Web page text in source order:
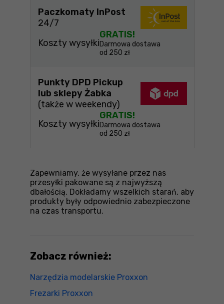
Paczkomaty InPost
24/7
Koszty wysyłki
GRATIS!
Darmowa dostawa
od 250 zł
Punkty DPD Pickup
lub sklepy Żabka
(także w weekendy)
Koszty wysyłki
GRATIS!
Darmowa dostawa
od 250 zł
Zapewniamy, że wysyłane przez nas
przesyłki pakowane są z najwyższą
dbałością. Dokładamy wszelkich starań, aby
produkty były odpowiednio zabezpieczone
na czas transportu.
Zobacz również:
Narzędzia modelarskie Proxxon
Frezarki Proxxon